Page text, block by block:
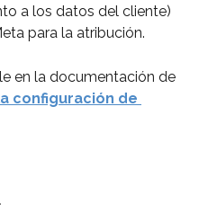
a los datos del cliente)
para la atribución.
en la documentación de
configuración de